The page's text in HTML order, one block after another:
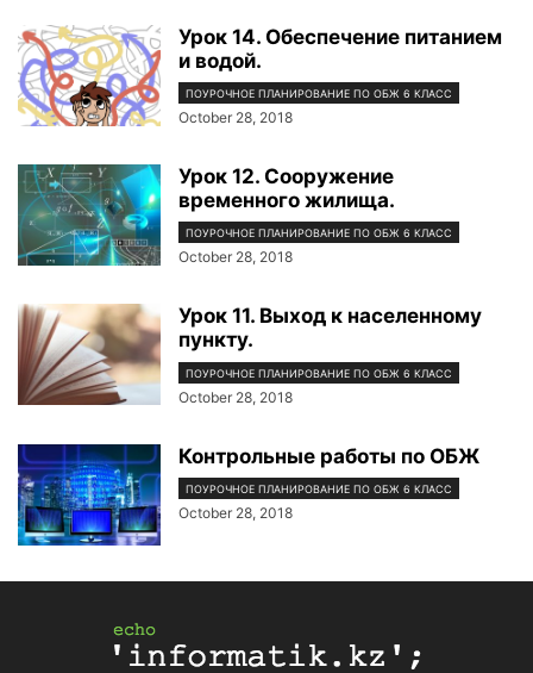
Урок 14. Обеспечение питанием
и водой.
ПОУРОЧНОЕ ПЛАНИРОВАНИЕ ПО ОБЖ 6 КЛАСС
October 28, 2018
Урок 12. Сооружение
временного жилища.
ПОУРОЧНОЕ ПЛАНИРОВАНИЕ ПО ОБЖ 6 КЛАСС
October 28, 2018
Урок 11. Выход к населенному
пункту.
ПОУРОЧНОЕ ПЛАНИРОВАНИЕ ПО ОБЖ 6 КЛАСС
October 28, 2018
Контрольные работы по ОБЖ
ПОУРОЧНОЕ ПЛАНИРОВАНИЕ ПО ОБЖ 6 КЛАСС
October 28, 2018